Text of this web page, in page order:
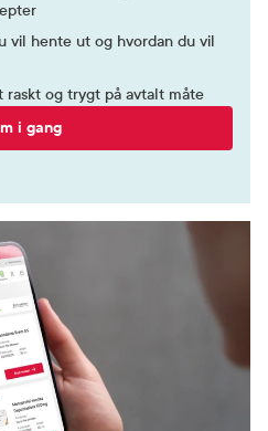
vil hente ut og hvordan du vil
raskt og trygt på avtalt måte
i gang